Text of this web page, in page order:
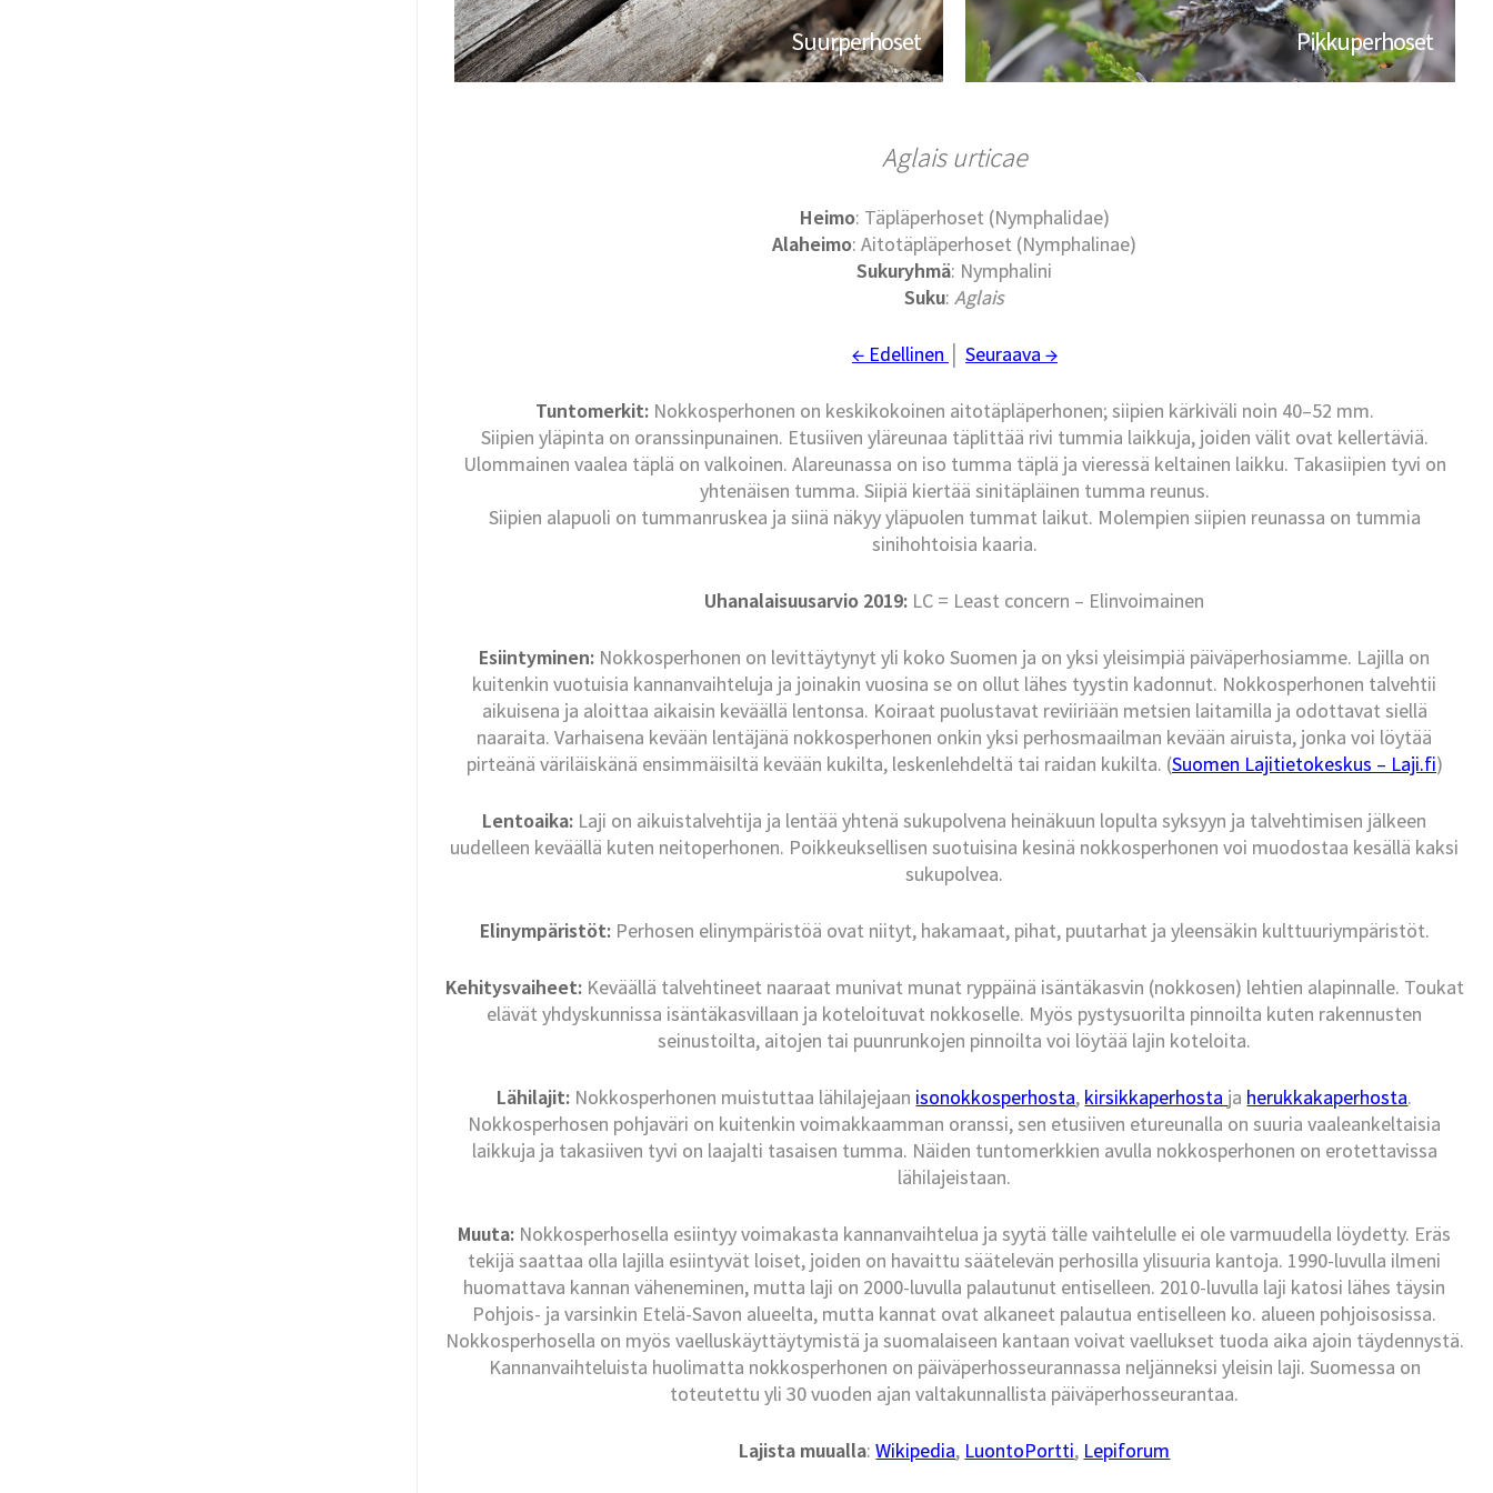
Suurperhoset Pikkuperhoset
Aglais urticae
Heimo: Täpläperhoset (Nymphalidae)
Alaheimo: Aitotäpläperhoset (Nymphalinae)
Sukuryhmä: Nymphalini
Suku:Aglais
← Edellinen Seuraava →
Tuntomerkit:Nokkosperhonen on keskikokoinen aitotäpläperhonen; siipien kärkiväli noin 40–52 mm.
Siipien yläpinta on oranssinpunainen. Etusiiven yläreunaa täplittää rivi tummia laikkuja, joiden välit ovat kellertäviä.
Ulommainen vaalea täplä on valkoinen. Alareunassa on iso tumma täplä ja vieressä keltainen laikku. Takasiipien tyvi on
yhtenäisen tumma. Siipiä kiertää sinitäpläinen tumma reunus.
Siipien alapuoli on tummanruskea ja siinä näkyy yläpuolen tummat laikut. Molempien siipien reunassa on tummia
sinihohtoisia kaaria.
Uhanalaisuusarvio 2019: LC = Least concern – Elinvoimainen
Esiintyminen: Nokkosperhonen on levittäytynyt yli koko Suomen ja on yksi yleisimpiä päiväperhosiamme. Lajilla on
kuitenkin vuotuisia kannanvaihteluja ja joinakin vuosina se on ollut lähes tyystin kadonnut. Nokkosperhonen talvehtii
aikuisena ja aloittaa aikaisin keväällä lentonsa. Koiraat puolustavat reviiriään metsien laitamilla ja odottavat siellä
naaraita. Varhaisena kevään lentäjänä nokkosperhonen onkin yksi perhosmaailman kevään airuista, jonka voi löytää
pirteänä väriläiskänä ensimmäisiltä kevään kukilta, leskenlehdeltä tai raidan kukilta. (Suomen Lajitietokeskus – Laji.fi)
Lentoaika: Laji on aikuistalvehtija ja lentää yhtenä sukupolvena heinäkuun lopulta syksyyn ja talvehtimisen jälkeen
uudelleen keväällä kuten neitoperhonen. Poikkeuksellisen suotuisina kesinä nokkosperhonen voi muodostaa kesällä kaksi
sukupolvea.
Elinympäristöt:Perhosen elinympäristöä ovat niityt, hakamaat, pihat, puutarhat ja yleensäkin kulttuuriympäristöt.
Kehitysvaiheet:Keväällä talvehtineet naaraat munivat munat ryppäinä isäntäkasvin (nokkosen) lehtien alapinnalle. Toukat
elävät yhdyskunnissa isäntäkasvillaan ja koteloituvat nokkoselle. Myös pystysuorilta pinnoilta kuten rakennusten
seinustoilta, aitojen tai puunrunkojen pinnoilta voi löytää lajin koteloita.
Lähilajit: Nokkosperhonen muistuttaa lähilajejaan isonokkosperhosta, kirsikkaperhosta ja herukkakaperhosta.
Nokkosperhosen pohjaväri on kuitenkin voimakkaamman oranssi, sen etusiiven etureunalla on suuria vaaleankeltaisia
laikkuja ja takasiiven tyvi on laajalti tasaisen tumma. Näiden tuntomerkkien avulla nokkosperhonen on erotettavissa
lähilajeistaan.
Muuta: Nokkosperhosella esiintyy voimakasta kannanvaihtelua ja syytä tälle vaihtelulle ei ole varmuudella löydetty. Eräs
tekijä saattaa olla lajilla esiintyvät loiset, joiden on havaittu säätelevän perhosilla ylisuuria kantoja. 1990-luvulla ilmeni
huomattava kannan väheneminen, mutta laji on 2000-luvulla palautunut entiselleen. 2010-luvulla laji katosi lähes täysin
Pohjois- ja varsinkin Etelä-Savon alueelta, mutta kannat ovat alkaneet palautua entiselleen ko. alueen pohjoisosissa.
Nokkosperhosella on myös vaelluskäyttäytymistä ja suomalaiseen kantaan voivat vaellukset tuoda aika ajoin täydennystä.
Kannanvaihteluista huolimatta nokkosperhonen on päiväperhosseurannassa neljänneksi yleisin laji. Suomessa on
toteutettu yli 30 vuoden ajan valtakunnallista päiväperhosseurantaa.
Lajista muualla:Wikipedia, LuontoPortti, Lepiforum